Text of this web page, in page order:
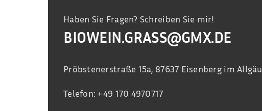
Haben Sie Fragen? Schreiben Sie mir!
BIOWEIN.GRASS@GMX.DE
Pröbstenerstraße 15a, 87637 Eisenberg im Allgäu
Telefon: +49 170 4970717